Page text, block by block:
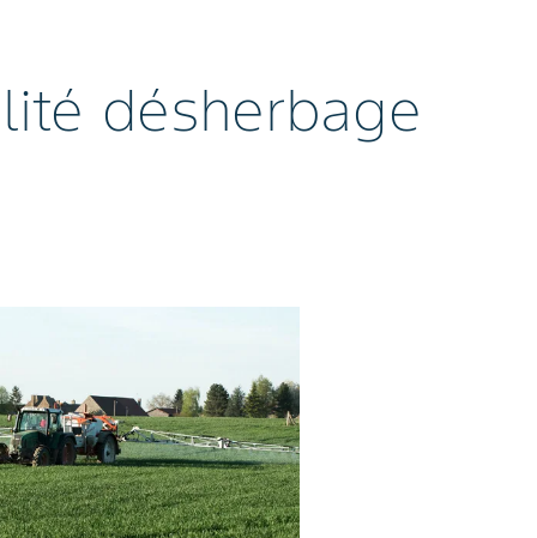
désherbage